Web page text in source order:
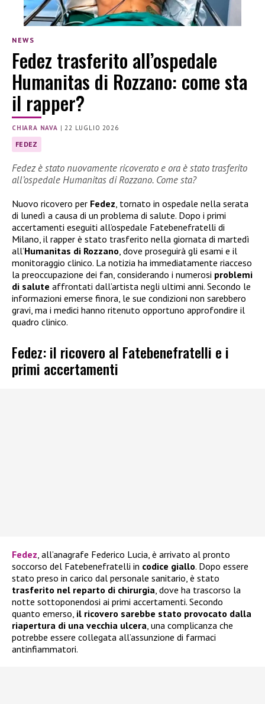
NEWS
Fedez trasferito all’ospedale
Humanitas di Rozzano: come sta
il rapper?
CHIARA NAVA |22 LUGLIO 2026
FEDEZ
Fedez è stato nuovamente ricoverato e ora è stato trasferito
all’ospedale Humanitas di Rozzano. Come sta?
Nuovo ricovero per Fedez, tornato in ospedale nella serata
di lunedì a causa di un problema di salute. Dopo i primi
accertamenti eseguiti all’ospedale Fatebenefratelli di
Milano, il rapper è stato trasferito nella giornata di martedì
all’Humanitas di Rozzano, dove proseguirà gli esami e il
monitoraggio clinico. La notizia ha immediatamente riacceso
la preoccupazione dei fan, considerando i numerosi problemi
di salute affrontati dall’artista negli ultimi anni. Secondo le
informazioni emerse finora, le sue condizioni non sarebbero
gravi, ma i medici hanno ritenuto opportuno approfondire il
quadro clinico.
Fedez: il ricovero al Fatebenefratelli e i
primi accertamenti
Fedez , all’anagrafe Federico Lucia, è arrivato al pronto
soccorso del Fatebenefratelli in codice giallo. Dopo essere
stato preso in carico dal personale sanitario, è stato
trasferito nel reparto di chirurgia , dove ha trascorso la
notte sottoponendosi ai primi accertamenti. Secondo
quanto emerso, il ricovero sarebbe stato provocato dalla
riapertura di una vecchia ulcera , una complicanza che
potrebbe essere collegata all’assunzione di farmaci
antinfiammatori.